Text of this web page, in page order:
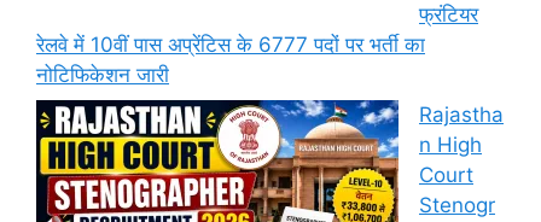
फ्रंटियर
रेलवे में 10वीं पास अप्रेंटिस के 6777 पदों पर भर्ती का
नोटिफिकेशन जारी
Rajastha
n High
Court
Stenogr